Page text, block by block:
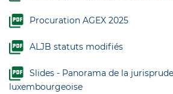
Procuration AGEX 2025
ALJB statuts modifiés
Slides - Panorama de la
luxembourgeoise